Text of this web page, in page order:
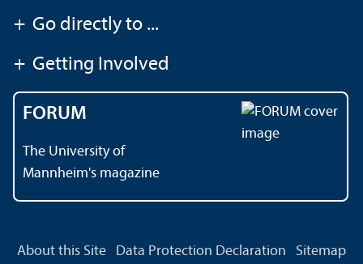
+ Go directly to ...
+ Getting Involved
FORUM
The University of
Mannheim's magazine
About this Site Data Protection Declaration Sitemap